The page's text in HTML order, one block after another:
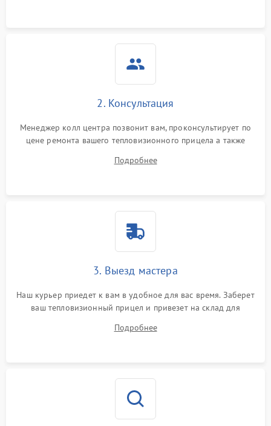
1500 ₽
1500 ₽
Неисправность системы
1500 ₽
Поломка системы защиты
1500 ₽
2. Консультация
Менеджер колл центра позвонит вам, проконсультирует по
цене ремонта вашего тепловизионного прицела а также
Подробнее
3. Выезд мастера
Наш курьер приедет к вам в удобное для вас время. Заберет
ваш тепловизионный прицел и привезет на склад для
Подробнее